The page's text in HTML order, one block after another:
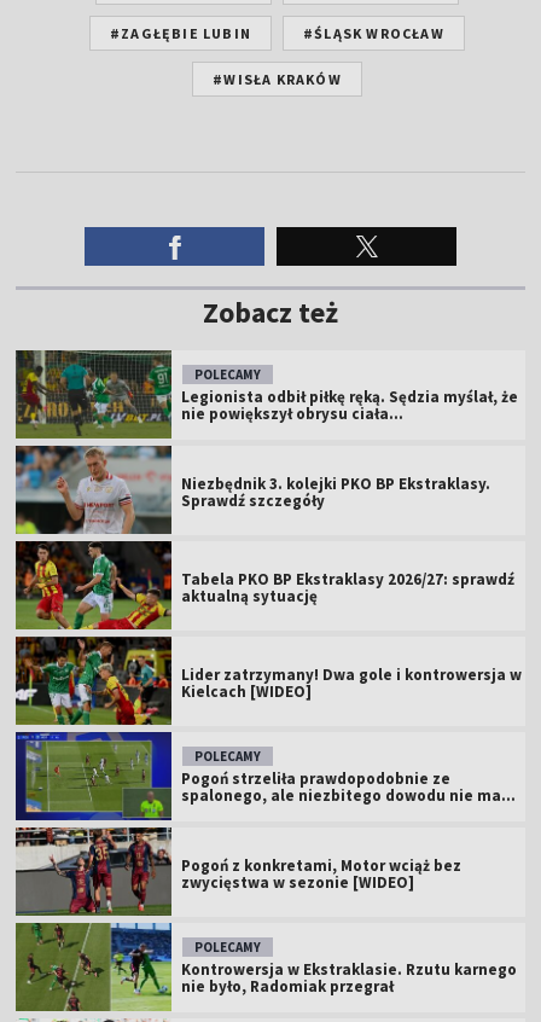
#ZAGŁĘBIE LUBIN #ŚLĄSK WROCŁAW
#WISŁA KRAKÓW
Zobacz też
POLECAMY
Legionista odbił piłkę ręką. Sędzia myślał, że
nie powiększył obrysu ciała...
Niezbędnik 3. kolejki PKO BP Ekstraklasy.
Sprawdź szczegóły
Tabela PKO BP Ekstraklasy 2026/27: sprawdź
aktualną sytuację
Lider zatrzymany! Dwa gole i kontrowersja w
Kielcach [WIDEO]
POLECAMY
Pogoń strzeliła prawdopodobnie ze
spalonego, ale niezbitego dowodu nie ma...
Pogoń z konkretami, Motor wciąż bez
zwycięstwa w sezonie [WIDEO]
POLECAMY
Kontrowersja w Ekstraklasie. Rzutu karnego
nie było, Radomiak przegrał